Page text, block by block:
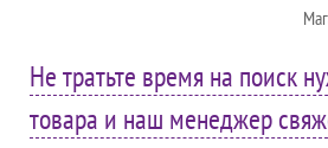
Не тратьте время на поиск
товара и наш менеджер